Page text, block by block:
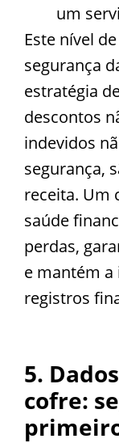
um
Este nível
segurança
estratégia
descontos
indevidos
segurança,
receita. Um
saúde
perdas,
e mantém a
registros
5.
cofre: